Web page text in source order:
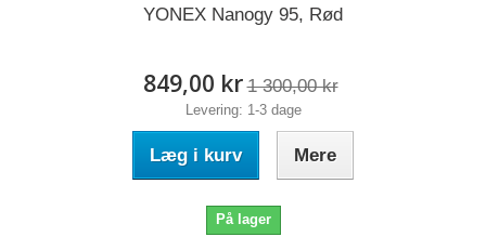
YONEX Nanogy 95, Rød
849,00 kr 1 300,00 kr
Levering: 1-3 dage
Læg i kurv Mere
På lager